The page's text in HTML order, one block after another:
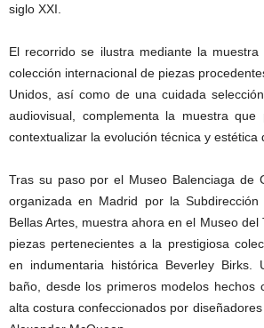
siglo XXI.
El recorrido se ilustra mediante la
colección internacional de piezas
Unidos, así como de una cuidada
audiovisual, complementa la muestra que
contextualizar la evolución técnica y estética
Tras su paso por el Museo Balenciaga de
organizada en Madrid por la
Bellas Artes, muestra ahora en el Museo del
piezas pertenecientes a la prestigiosa
en indumentaria histórica Beverley
baño, desde los primeros modelos hechos
alta costura confeccionados por